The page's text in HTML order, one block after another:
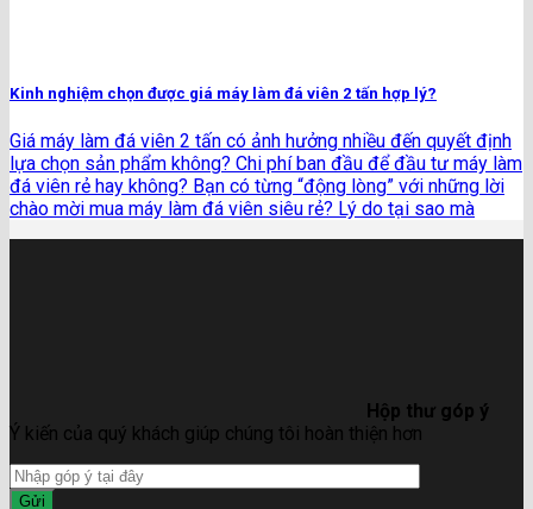
Kinh nghiệm chọn được giá máy làm đá viên 2 tấn hợp lý?
Giá máy làm đá viên 2 tấn có ảnh hưởng nhiều đến quyết định
lựa chọn sản phẩm không? Chi phí ban đầu để đầu tư máy làm
đá viên rẻ hay không? Bạn có từng “động lòng” với những lời
chào mời mua máy làm đá viên siêu rẻ? Lý do tại sao mà
Hộp thư góp ý
Ý kiến của quý khách giúp chúng tôi hoàn thiện hơn